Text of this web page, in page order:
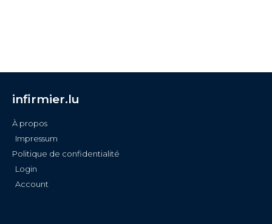
infirmier.lu
À propos
Impressum
Politique de confidentialité
Login
Account